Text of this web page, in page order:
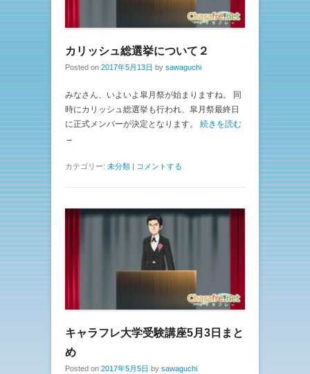
カリッシュ総選挙について２
Posted on 2017年5月13日 by sawaguchi
みなさん、いよいよ皐月祭が始まりますね。 同
時にカリッシュ総選挙も行われ、皐月祭最終日
に正式メンバーが決定となります。 続きを読む
→
カテゴリー: 未分類 | コメントする
キャラフレ大学受験講座5月3日まと
め
Posted on 2017年5月5日 by sawaguchi